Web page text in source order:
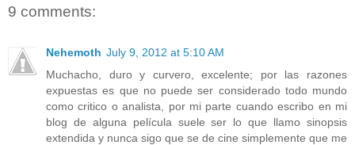
9 comments:
Nehemoth July 9, 2012 at 5:10 AM
Muchacho, duro y curvero, excelente; por las razones
expuestas es que no puede ser considerado todo mundo
como critico o analista, por mi parte cuando escribo en mi
blog de alguna película suele ser lo que llamo sinopsis
extendida y nunca sigo que se de cine simplemente que me